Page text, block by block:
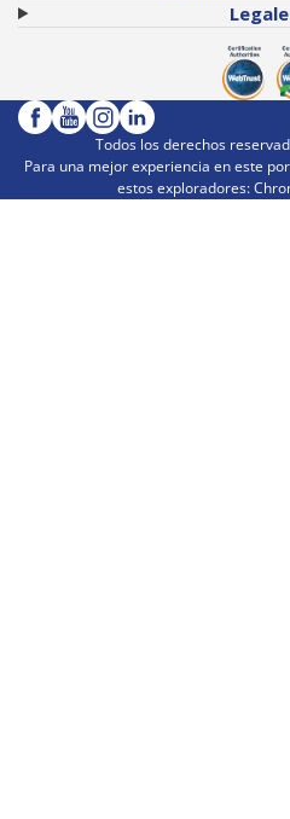
Todos los derechos
Para una mejor experiencia en este
estos exploradores: